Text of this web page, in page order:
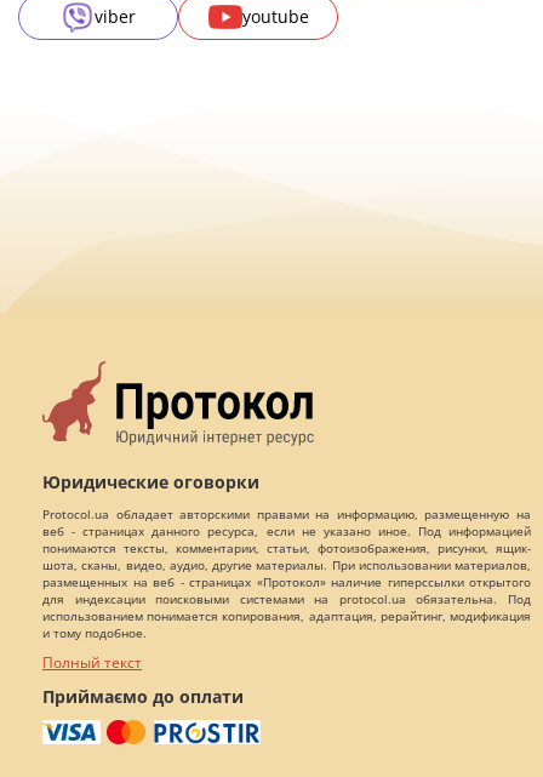
viber
youtube
Юридические оговорки
Protocol.ua обладает авторскими правами на информацию, размещенную на
веб - страницах данного ресурса, если не указано иное. Под информацией
понимаются тексты, комментарии, статьи, фотоизображения, рисунки, ящик-
шота, сканы, видео, аудио, другие материалы. При использовании материалов,
размещенных на веб - страницах «Протокол» наличие гиперссылки открытого
для индексации поисковыми системами на protocol.ua обязательна. Под
использованием понимается копирования, адаптация, рерайтинг, модификация
и тому подобное.
Полный текст
Приймаємо до оплати